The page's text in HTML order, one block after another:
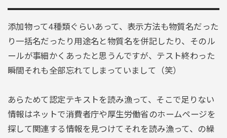
添加物って4種類ぐらいあって、表示方法も物質名だった
り一括名だったり用途名と物質名を併記したり、そのル
ールが事細かくあったと思うんですが、テスト終わった
瞬間それも全部忘れてしまっていまして（笑）
あらためて認定テキストを読み漁って、そこで足りない
情報はネットで消費者庁や厚生労働省のホームページを
探して関連する情報を見つけてそれを読み漁って、の繰